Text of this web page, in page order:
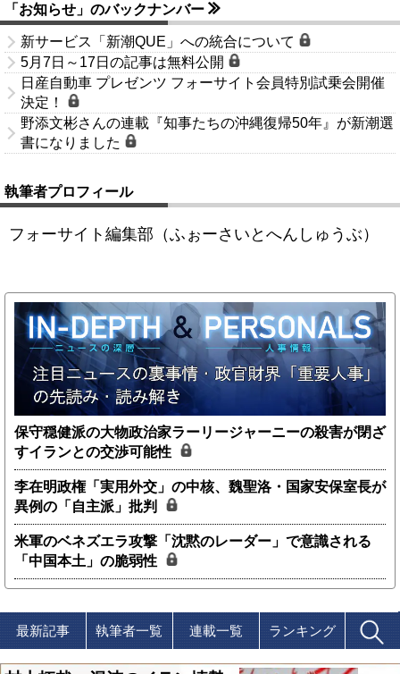
「お知らせ」のバックナンバー
新サービス「新潮QUE」への統合について
5月7日～17日の記事は無料公開
日産自動車 プレゼンツ フォーサイト会員特別試乗会開催
決定！
野添文彬さんの連載『知事たちの沖縄復帰50年』が新潮選
書になりました
執筆者プロフィール
フォーサイト編集部（ふぉーさいとへんしゅうぶ）
保守穏健派の大物政治家ラーリージャーニーの殺害が閉ざ
すイランとの交渉可能性
李在明政権「実用外交」の中核、魏聖洛・国家安保室長が
異例の「自主派」批判
米軍のベネズエラ攻撃「沈黙のレーダー」で意識される
「中国本土」の脆弱性
最新記事 執筆者一覧 連載一覧 ランキング